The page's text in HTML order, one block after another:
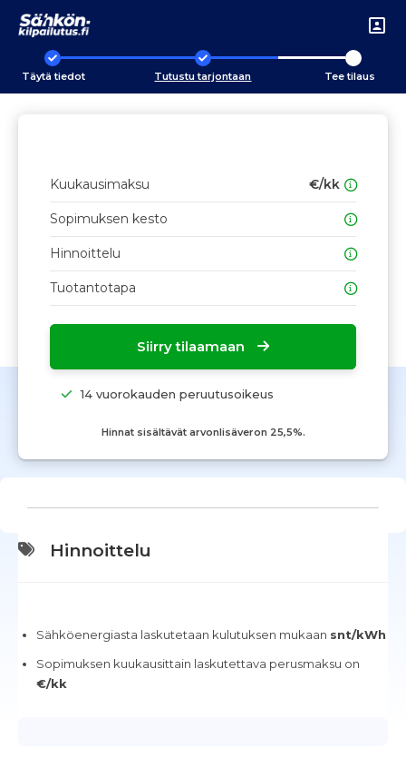
Täytä tiedot Tutustu tarjontaan Tee tilaus
Kuukausimaksu €/kk
Sopimuksen kesto
Hinnoittelu
Tuotantotapa
Siirry tilaamaan
14 vuorokauden peruutusoikeus
Hinnat sisältävät arvonlisäveron 25,5%.
Hinnoittelu
Sähköenergiasta laskutetaan kulutuksen mukaan snt/kWh
Sopimuksen kuukausittain laskutettava perusmaksu on
€/kk